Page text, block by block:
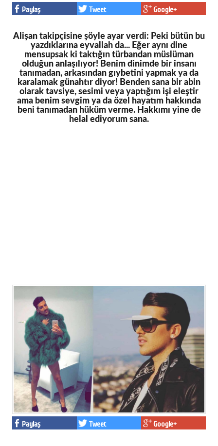
Paylaş Tweet Google+
Alişan takipçisine şöyle ayar verdi: Peki bütün bu
yazdıklarına eyvallah da... Eğer aynı dine
mensupsak ki taktığın türbandan müslüman
olduğun anlaşılıyor! Benim dinimde bir insanı
tanımadan, arkasından gıybetini yapmak ya da
karalamak günahtır diyor! Benden sana bir abin
olarak tavsiye, sesimi veya yaptığım işi eleştir
ama benim sevgim ya da özel hayatım hakkında
beni tanımadan hüküm verme. Hakkımı yine de
helal ediyorum sana.
Paylaş Tweet Google+